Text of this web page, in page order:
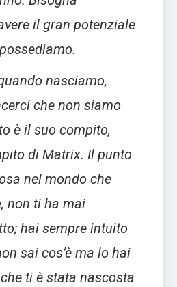
il gran potenziale
nasciamo,
che non siamo
è il suo compito,
di Matrix. Il punto
nel mondo che
non ti ha mai
hai sempre intuito
sai cos’è ma lo hai
ti è stata nascosta